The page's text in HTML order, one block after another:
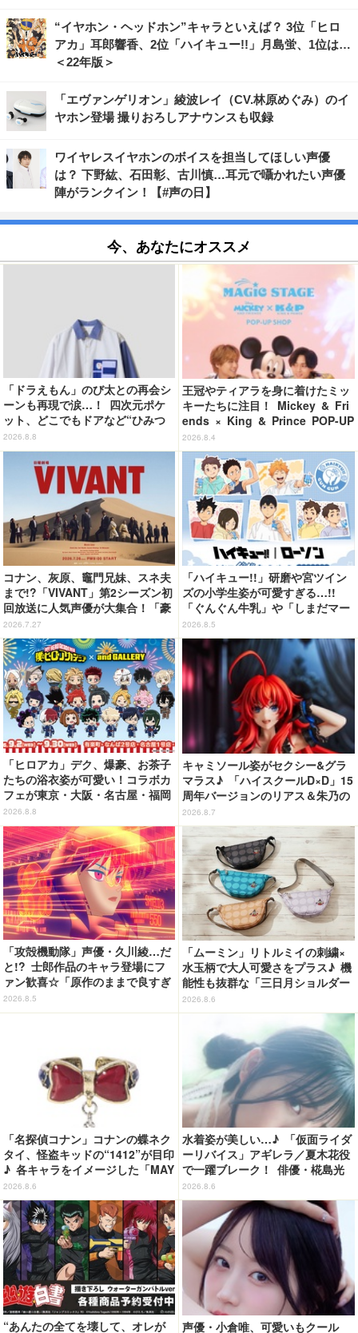
“イヤホン・ヘッドホン”キャラといえば？ 3位「ヒロ
アカ」耳郎響香、2位「ハイキュー!!」月島蛍、1位は…
＜22年版＞
「エヴァンゲリオン」綾波レイ（CV.林原めぐみ）のイ
ヤホン登場 撮りおろしアナウンスも収録
ワイヤレスイヤホンのボイスを担当してほしい声優
は？ 下野紘、石田彰、古川慎…耳元で囁かれたい声優
陣がランクイン！【#声の日】
今、あなたにオススメ
「ドラえもん」のび太との再会シ
ーンも再現で涙…！ 四次元ポケ
ット、どこでもドアなど“ひみつ
道具”も登場 「グラニフ」コラボ
全20アイテム
2026.8.8
王冠やティアラを身に着けたミッ
キーたちに注目！ Mickey & Fri
ends × King & Prince POP-UP
SHOP「MAGIC STAGE」に新商
品登場
2026.8.4
コナン、灰原、竈門兄妹、スネ夫
まで!?「VIVANT」第2シーズン初
回放送に人気声優が大集合！「豪
華すぎる」花江夏樹＆鬼頭明里＆
関智一＆高山みなみら出演
2026.7.27
「ハイキュー!!」研磨や宮ツイン
ズの小学生姿が可愛すぎる…!!
「ぐんぐん牛乳」や「しまだマー
ト」デザインのグッズも!? ロー
ソン限定グッズが登場！
2026.8.5
「ヒロアカ」デク、爆豪、お茶子
たちの浴衣姿が可愛い！コラボカ
フェが東京・大阪・名古屋・福岡
で開催
2026.8.8
キャミソール姿がセクシー&グラ
マラス♪ 「ハイスクールD×D」15
周年バージョンのリアス＆朱乃の
フィギュアがリニューアルパッケ
ージで登場！
2026.8.7
「攻殻機動隊」声優・久川綾…だ
と!? 士郎作品のキャラ登場にフ
ァン歓喜☆「原作のままで良すぎ
るな」「脳の処理が追いつかない
よお」…第5話【ネタバレあり反
2026.8.5
「ムーミン」リトルミイの刺繍×
水玉柄で大人可愛さをプラス♪ 機
能性も抜群な「三日月ショルダー
バッグ」が新登場
2026.8.6
「名探偵コナン」コナンの蝶ネク
タイ、怪盗キッドの“1412”が目印
♪ 各キャラをイメージした「MAY
LA」リングセットがセール中
2026.8.6
水着姿が美しい…♪ 「仮面ライダ
ーリバイス」アギレラ／夏木花役
で一躍ブレーク！ 俳優・椛島光
の2nd写真集が予約開始
2026.8.6
“あんたの全てを壊して、オレが
声優・小倉唯、可愛いもクール